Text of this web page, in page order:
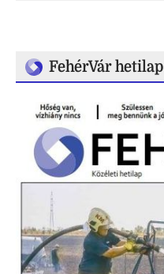
FehérVár hetilap